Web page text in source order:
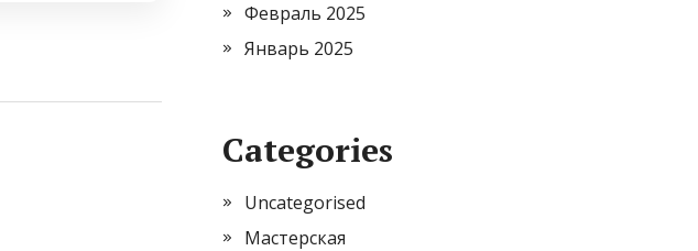
Февраль 2025
Январь 2025
Categories
Uncategorised
Мастерская